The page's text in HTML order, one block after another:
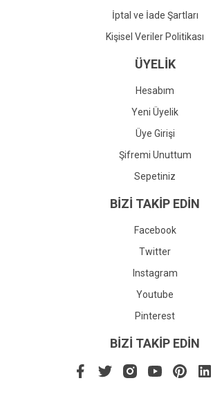
İptal ve İade Şartları
Kişisel Veriler Politikası
ÜYELİK
Hesabım
Yeni Üyelik
Üye Girişi
Şifremi Unuttum
Sepetiniz
BİZİ TAKİP EDİN
Facebook
Twitter
Instagram
Youtube
Pinterest
BİZİ TAKİP EDİN